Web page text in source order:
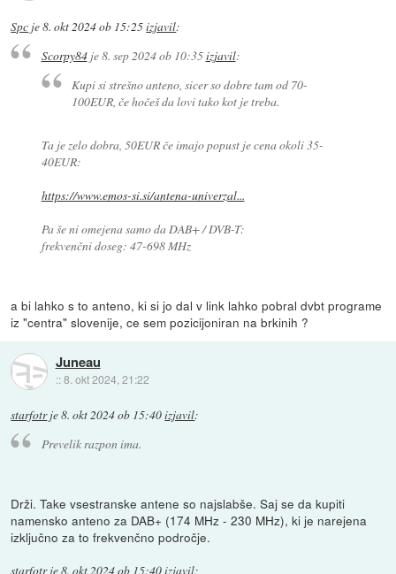
Spc je8. okt 2024 ob 15:25izjavil:
Scorpy84je8. sep 2024 ob 10:35izjavil:
Kupi si strešno anteno, sicer so dobre tam od 70-
100EUR, če hočeš da lovi tako kot je treba.
Ta je zelo dobra, 50EUR če imajo popust je cena okoli 35-
40EUR:
https://www.emos-si.si/antena-univerzal...
Pa še ni omejena samo da DAB+ / DVB-T:
frekvenčni doseg: 47-698 MHz
a bi lahko s to anteno, ki si jo dal v link lahko pobral dvbt programe
iz "centra" slovenije, ce sem pozicijoniran na brkinih ?
Juneau
::8. okt 2024, 21:22
starfotrje8. okt 2024 ob 15:40izjavil:
Prevelik razpon ima.
Drži. Take vsestranske antene so najslabše. Saj se da kupiti
namensko anteno za DAB+ (174 MHz - 230 MHz), ki je narejena
izključno za to frekvenčno področje.